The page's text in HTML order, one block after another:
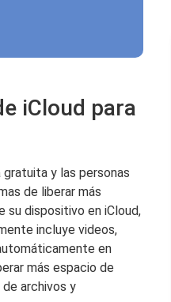
iCloud para
y las personas
de liberar más
su dispositivo en iCloud,
incluye videos,
en
más espacio de
archivos y